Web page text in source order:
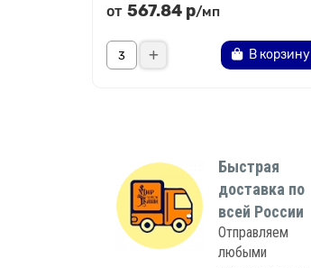
от 567.84 р/мп
В корзину
Быстрая
доставка по
всей России
Отправляем
любыми